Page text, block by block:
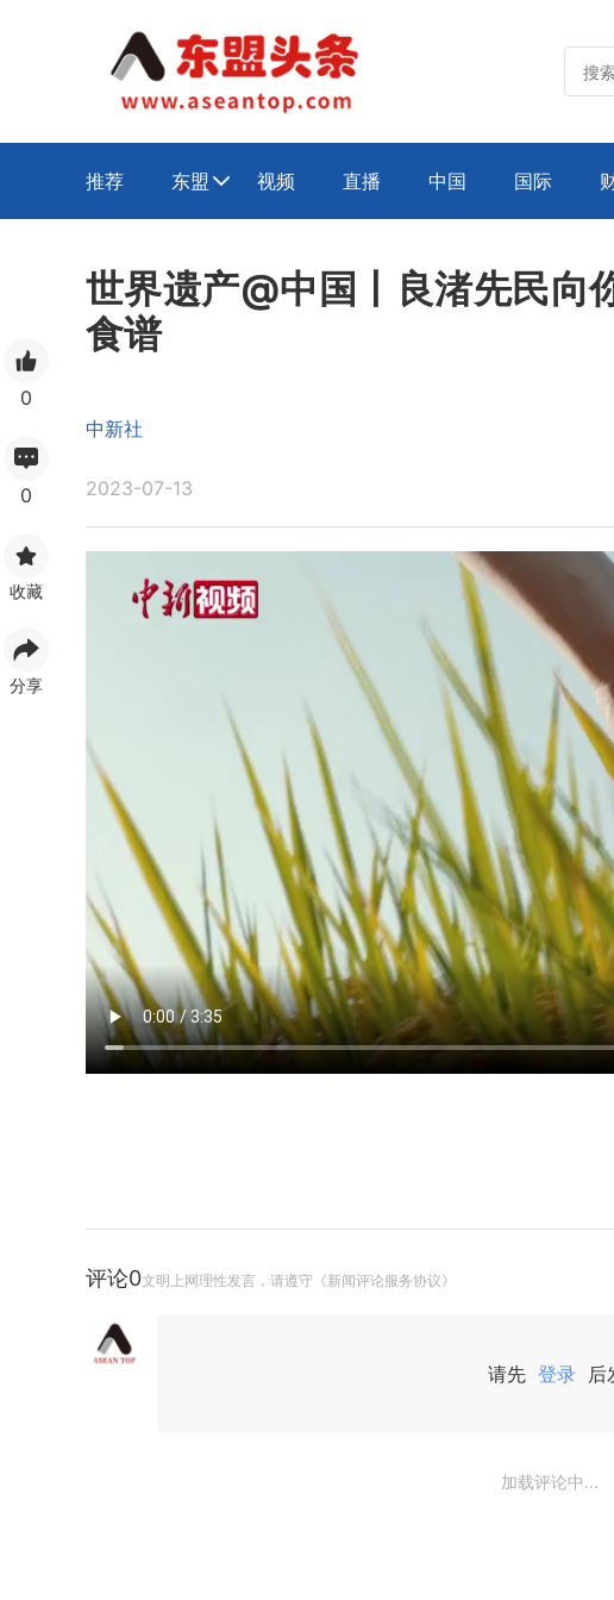
推荐 东盟  视频 直播 中国 国际
0
0
收藏
分享
世界遗产@中国丨良渚先民向
食谱
中新社
2023-07-13
评论0文明上网理性发言，请遵守《新闻评论服务协议》
请先 登录 后
加载评论中...